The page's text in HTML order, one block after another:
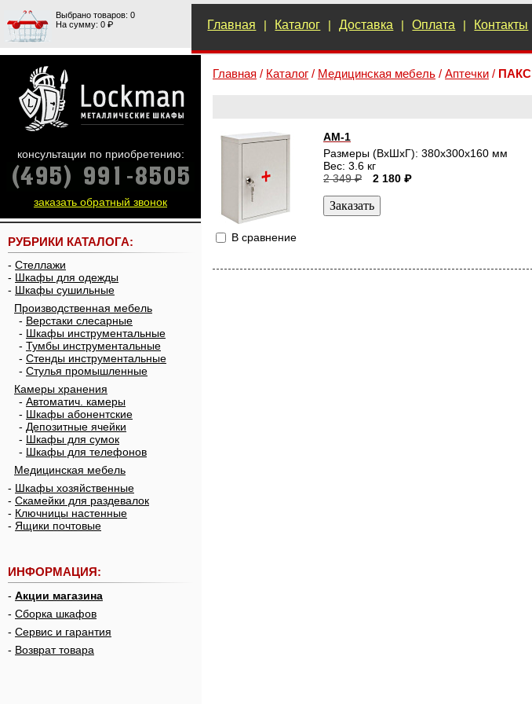
Выбрано товаров: 0
На сумму: 0 ₽
Главная | Каталог | Доставка | Оплата | Контакты
Главная / Каталог / Медицинская мебель / Аптечки / ПАКС
В сравнение
АМ-1
Размеры (ВхШхГ): 380x300x160 мм
Вес: 3.6 кг
2 349 ₽
2 180 ₽
консультации по приобретению:
заказать обратный звонок
РУБРИКИ КАТАЛОГА:
- Стеллажи
- Шкафы для одежды
- Шкафы сушильные
Производственная мебель
- Верстаки слесарные
- Шкафы инструментальные
- Тумбы инструментальные
- Стенды инструментальные
- Стулья промышленные
Камеры хранения
- Автоматич. камеры
- Шкафы абонентские
- Депозитные ячейки
- Шкафы для сумок
- Шкафы для телефонов
Медицинская мебель
- Шкафы хозяйственные
- Скамейки для раздевалок
- Ключницы настенные
- Ящики почтовые
ИНФОРМАЦИЯ:
- Акции магазина
- Сборка шкафов
- Сервис и гарантия
- Возврат товара